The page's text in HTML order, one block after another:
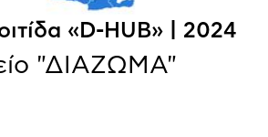
«D-HUB» | 2024
"ΔΙΑΖΩΜΑ"